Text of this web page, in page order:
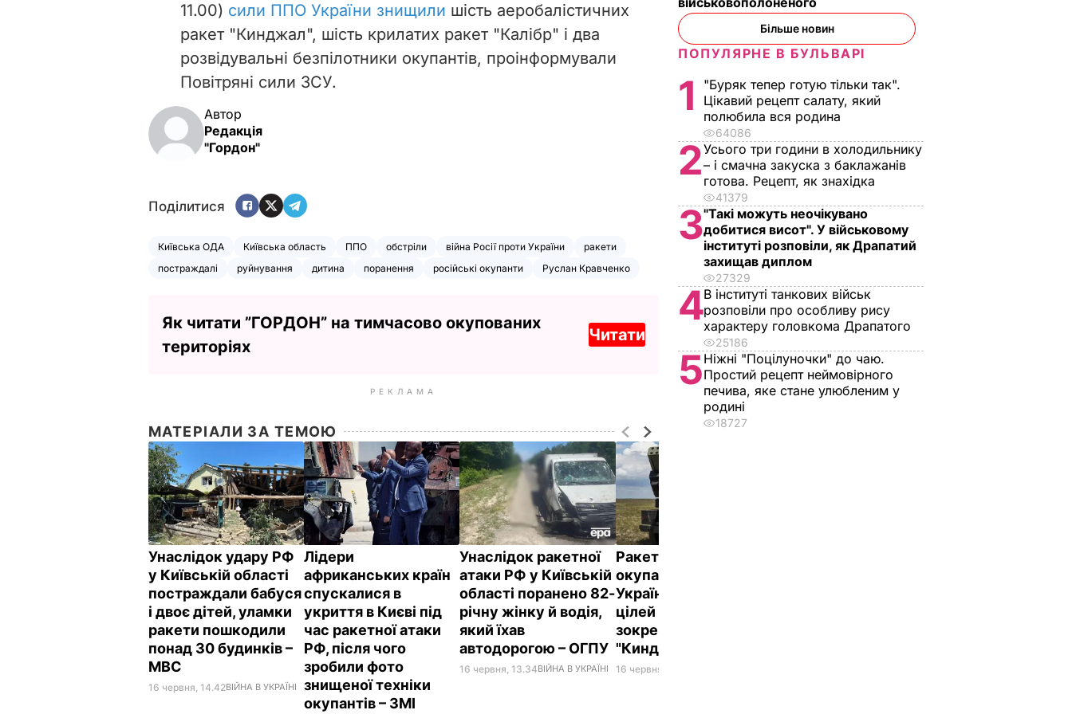
11.00) сили ППО України знищили шість аеробалістичних
ракет "Кинджал", шість крилатих ракет "Калібр" і два
розвідувальні безпілотники окупантів, проінформували
Повітряні сили ЗСУ.
Автор
Редакція
"Гордон"
Поділитися
Київська ОДА Київська область ППО обстріли війна Росії проти України
ракети
постраждалі
руйнування дитина поранення російські окупанти Руслан Кравченко
Як читати ”ГОРДОН” на тимчасово окупованих
територіях
Читати
РЕКЛАМА
МАТЕРІАЛИ ЗА ТЕМОЮ
Унаслідок удару РФ
у Київській області
постраждали бабуся
і двоє дітей, уламки
ракети пошкодили
понад 30 будинків –
МВС
16 червня, 14.42ВІЙНА В УКРАЇНІ
Лідери
африканських країн
спускалися в
укриття в Києві під
час ракетної атаки
РФ, після чого
зробили фото
знищеної техніки
окупантів – ЗМІ
Унаслідок ракетної
атаки РФ у Київській
області поранено 82-
річну жінку й водія,
який їхав
автодорогою – ОГПУ
16 червня, 13.34ВІЙНА В УКРАЇНІ
Ракетна атака
окупантів. Сили ППО
України збили 14
цілей противника,
зокрема шість
"Кинджалів"
16 червня, 12.42
Більше новин
ПОПУЛЯРНЕ В БУЛЬВАРІ
1
"Буряк тепер готую тільки так".
Цікавий рецепт салату, який
полюбила вся родина
64086
2Усього три години в холодильнику
– і смачна закуска з баклажанів
готова. Рецепт, як знахідка
41379
3"Такі можуть неочікувано
добитися висот". У військовому
інституті розповіли, як Драпатий
захищав диплом
27329
4В інституті танкових військ
розповіли про особливу рису
характеру головкома Драпатого
25186
5Ніжні "Поцілуночки" до чаю.
Простий рецепт неймовірного
печива, яке стане улюбленим у
родині
18727